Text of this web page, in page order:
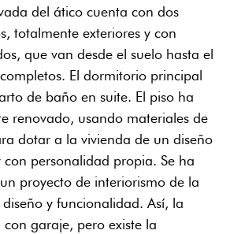
del ático cuenta con dos
totalmente exteriores y con
que van desde el suelo hasta el
El dormitorio principal
de baño en suite. El piso ha
renovado, usando materiales de
dotar a la vivienda de un diseño
con personalidad propia. Se ha
proyecto de interiorismo de la
y funcionalidad. Así, la
garaje, pero existe la